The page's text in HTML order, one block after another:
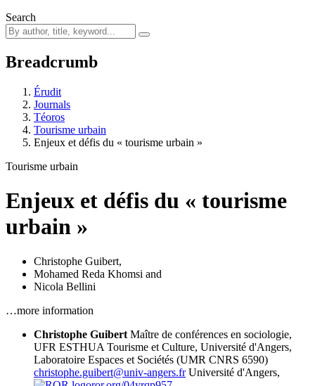
Search
Breadcrumb
Érudit
Journals
Téoros
Tourisme urbain
Enjeux et défis du « tourisme urbain »
Tourisme urbain
Enjeux et défis du « tourisme
urbain »
Christophe Guibert,
Mohamed Reda Khomsi and
Nicola Bellini
…more information
Christophe Guibert Maître de conférences en sociologie,
UFR ESTHUA Tourisme et Culture, Université d'Angers,
Laboratoire Espaces et Sociétés (UMR CNRS 6590)
christophe.guibert@univ-angers.fr Université d'Angers,